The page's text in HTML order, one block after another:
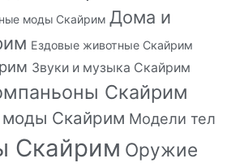
моды Скайрим Дома и
Ездовые животные Скайрим
Звуки и музыка Скайрим
Скайрим
моды Скайрим Модели тел
Скайрим Оружие